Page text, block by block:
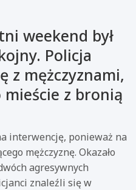
weekend był
Policja
z mężczyznami,
z bronią
interwencję, ponieważ na
mężczyznę. Okazało
agresywnych
znaleźli się w